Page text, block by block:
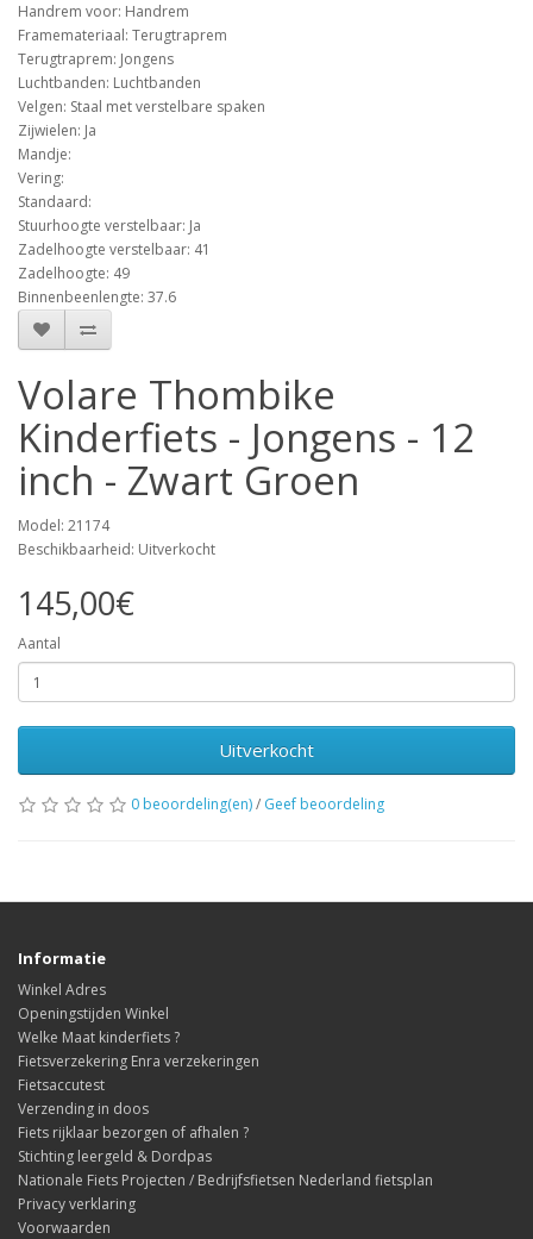
Handrem voor: Handrem
Framemateriaal: Terugtraprem
Terugtraprem: Jongens
Luchtbanden: Luchtbanden
Velgen: Staal met verstelbare spaken
Zijwielen: Ja
Mandje:
Vering:
Standaard:
Stuurhoogte verstelbaar: Ja
Zadelhoogte verstelbaar: 41
Zadelhoogte: 49
Binnenbeenlengte: 37.6
Volare Thombike
Kinderfiets - Jongens - 12
inch - Zwart Groen
Model: 21174
Beschikbaarheid: Uitverkocht
145,00€
Aantal
Uitverkocht
0 beoordeling(en)/ Geef beoordeling
Informatie
Winkel Adres
Openingstijden Winkel
Welke Maat kinderfiets ?
Fietsverzekering Enra verzekeringen
Fietsaccutest
Verzending in doos
Fiets rijklaar bezorgen of afhalen ?
Stichting leergeld & Dordpas
Nationale Fiets Projecten / Bedrijfsfietsen Nederland fietsplan
Privacy verklaring
Voorwaarden